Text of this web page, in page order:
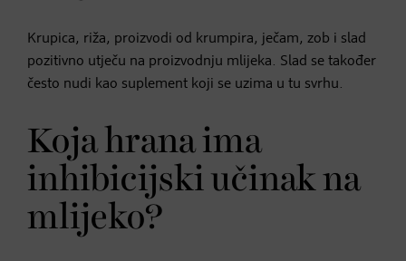
Krupica, riža, proizvodi od krumpira, ječam, zob i slad
pozitivno utječu na proizvodnju mlijeka. Slad se također
često nudi kao suplement koji se uzima u tu svrhu.
Koja hrana ima
inhibicijski učinak na
mlijeko?